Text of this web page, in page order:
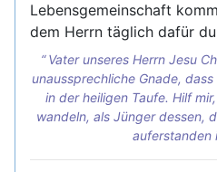
Lebensgemeinschaft
dem Herrn täglich dafür
Vater unseres Herrn Jesu
unaussprechliche Gnade,
in der heiligen Taufe. Hilf
wandeln, als Jünger dessen,
auferstanden